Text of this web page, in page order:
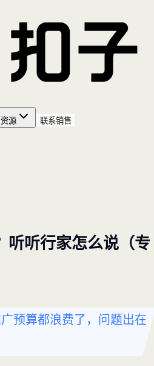
资源
联系销售
听听行家怎么说（专
预算都浪费了，问题出在